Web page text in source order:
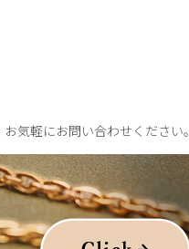
気軽にお問い合わせください。